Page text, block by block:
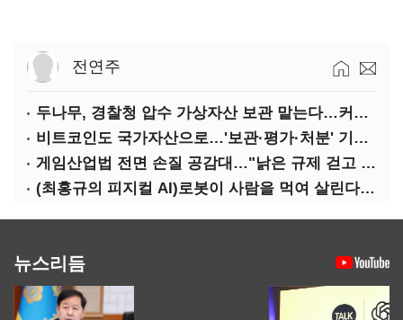
전연주
두나무, 경찰청 압수 가상자산 보관 맡는다…커스터디 사업 최종 낙찰
비트코인도 국가자산으로…'보관·평가·처분' 기준은 숙제
게임산업법 전면 손질 공감대…"낡은 규제 걷고 안전장치 촘촘히 해야"
(최홍규의 피지컬 AI)로봇이 사람을 먹여 살린다, 그런데 언제 먹여야 할지는 모른다
뉴스리듬